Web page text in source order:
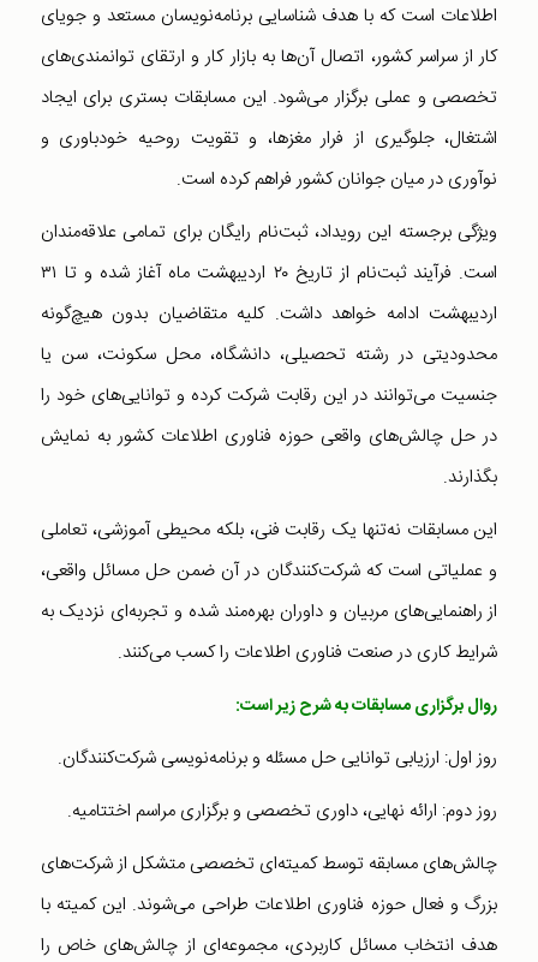
اطلاعات است که با هدف شناسایی برنامه‌نویسان مستعد و جویای
کار از سراسر کشور، اتصال آن‌ها به بازار کار و ارتقای توانمندی‌های
تخصصی و عملی برگزار می‌شود. این مسابقات بستری برای ایجاد
اشتغال، جلوگیری از فرار مغزها، و تقویت روحیه خودباوری و
نوآوری در میان جوانان کشور فراهم کرده است.
ویژگی برجسته این رویداد، ثبت‌نام رایگان برای تمامی علاقه‌مندان
است. فرآیند ثبت‌نام از تاریخ ۲۰ اردیبهشت ماه آغاز شده و تا ۳۱
اردیبهشت ادامه خواهد داشت. کلیه متقاضیان بدون هیچ‌گونه
محدودیتی در رشته تحصیلی، دانشگاه، محل سکونت، سن یا
جنسیت می‌توانند در این رقابت شرکت کرده و توانایی‌های خود را
در حل چالش‌های واقعی حوزه فناوری اطلاعات کشور به نمایش
بگذارند.
این مسابقات نه‌تنها یک رقابت فنی، بلکه محیطی آموزشی، تعاملی
و عملیاتی است که شرکت‌کنندگان در آن ضمن حل مسائل واقعی،
از راهنمایی‌های مربیان و داوران بهره‌مند شده و تجربه‌ای نزدیک به
شرایط کاری در صنعت فناوری اطلاعات را کسب می‌کنند.
روال برگزاری مسابقات به شرح زیر است:
روز اول: ارزیابی توانایی حل مسئله و برنامه‌نویسی شرکت‌کنندگان.
روز دوم: ارائه نهایی، داوری تخصصی و برگزاری مراسم اختتامیه.
چالش‌های مسابقه توسط کمیته‌ای تخصصی متشکل از شرکت‌های
بزرگ و فعال حوزه فناوری اطلاعات طراحی می‌شوند. این کمیته با
هدف انتخاب مسائل کاربردی، مجموعه‌ای از چالش‌های خاص را